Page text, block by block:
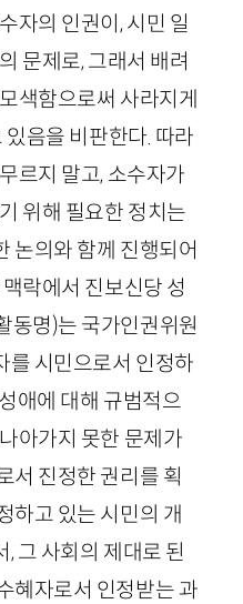
자의 인권이, 시민 일
문제로, 그래서 배려
색함으로써 사라지게
있음을 비판한다. 따라
르지 말고, 소수자가
위해 필요한 정치는
논의와 함께 진행되어
락에서 진보신당 성
동명)는 국가인권위원
를 시민으로서 인정하
애에 대해 규범적으
아가지 못한 문제가
서 진정한 권리를 획
하고 있는 시민의 개
그 사회의 제대로 된
혜자로서 인정받는 과